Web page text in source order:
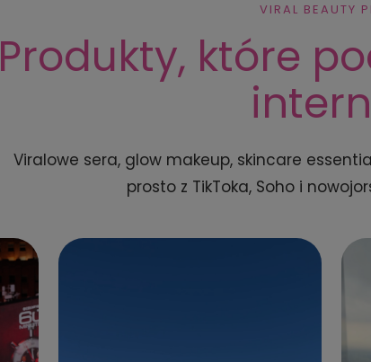
VIRAL BEAUTY
Produkty, które
Viralowe sera, glow makeup, skincare
prosto z TikToka, Soho i